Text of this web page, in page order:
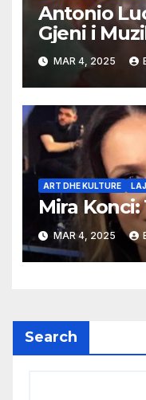
Antonio
Gjeni i
MAR 4, 2025
ART DHE KULTURE
Mira
MAR 4, 2025
Search